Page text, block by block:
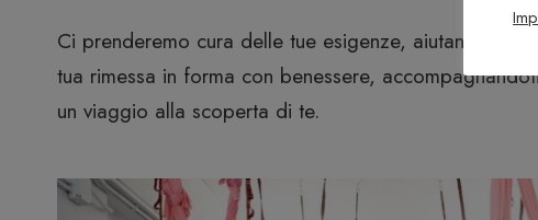
Ci prenderemo cura delle tue esigenze, aiutandoti a
tua rimessa in forma con benessere,
un viaggio alla scoperta di te.